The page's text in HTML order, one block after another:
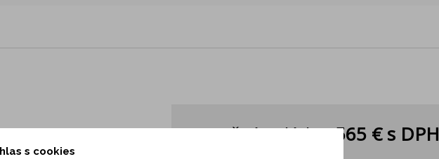
Mesačná splátka:565 €s DPH
s cookies